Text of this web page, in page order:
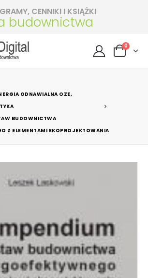
CENNIKI I KSIĄŻKI
budownictwa
0
ODNAWIALNA OZE,
BUDOWNICTWA
Z ELEMENTAMI EKOPROJEKTOWANIA